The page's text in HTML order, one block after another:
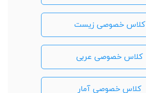
کلاس خصوصی زیست
کلاس خصوصی عربی
کلاس خصوصی آمار